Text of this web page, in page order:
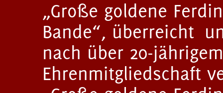
„Große goldene
Bande“, überreicht
nach über 20-
Ehrenmitgliedschaft